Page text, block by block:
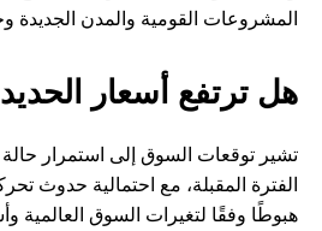
المشروعات القومية والمدن الجديدة
هل ترتفع أسعار
تشير توقعات السوق إلى استمرار حالة
الفترة المقبلة، مع احتمالية حدوث
هبوطًا وفقًا لتغيرات السوق العالمية